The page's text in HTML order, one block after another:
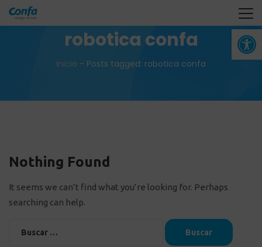
Abrir
robotica confa
Inicio - Posts tagged: robotica confa
Nothing Found
It seems we can’t find what you’re looking for. Perhaps
searching can help.